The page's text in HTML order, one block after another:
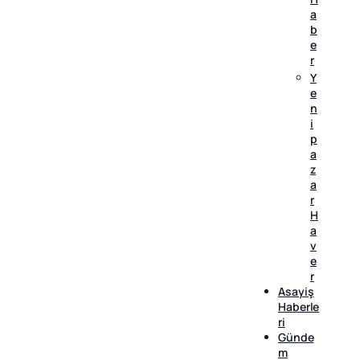
a
b
e
r
Y
e
n
i
p
a
z
a
r
H
a
v
e
r
Asayiş
Haberle
ri
Günde
m